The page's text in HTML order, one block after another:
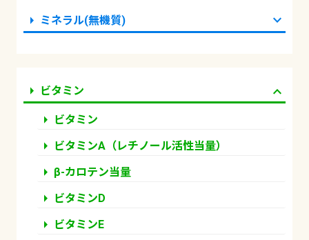
arrow_right ミネラル(無機質) expand_more
arrow_right ビタミン
expand_more
arrow_right ビタミン
arrow_right ビタミンA（レチノール活性当量）
arrow_right β-カロテン当量
arrow_right ビタミンD
arrow_right ビタミンE